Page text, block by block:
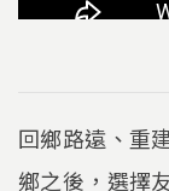
回鄉路遠、重
鄉之後，選擇